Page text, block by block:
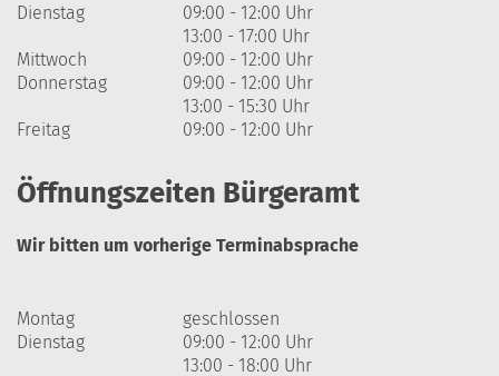
Dienstag
09:00 - 12:00 Uhr
13:00 - 17:00 Uhr
Mittwoch
09:00 - 12:00 Uhr
Donnerstag
09:00 - 12:00 Uhr
13:00 - 15:30 Uhr
Freitag
09:00 - 12:00 Uhr
Öffnungszeiten Bürgeramt
Wir bitten um vorherige Terminabsprache
Montag
geschlossen
Dienstag
09:00 - 12:00 Uhr
13:00 - 18:00 Uhr